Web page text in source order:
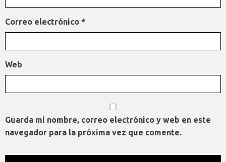
Correo electrónico *
Web
Guarda mi nombre, correo electrónico y web en este
navegador para la próxima vez que comente.